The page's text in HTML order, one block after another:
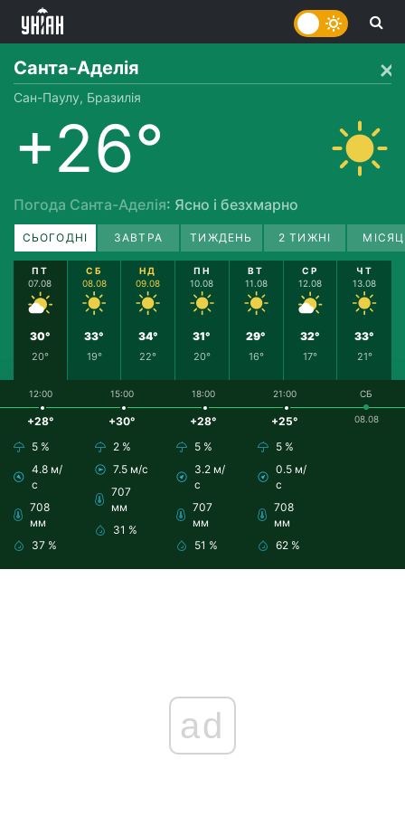
Санта-Аделія
Сан-Паулу, Бразилія
+26°
Погода Санта-Аделія: Ясно і безхмарно
СЬОГОДНІ ЗАВТРА ТИЖДЕНЬ 2 ТИЖНІ
ПТ
07.08
30°
20°
СБ
08.08
33°
19°
НД
09.08
34°
22°
ПН
10.08
31°
20°
ВТ
11.08
29°
16°
СР
12.08
32°
17°
ЧТ
13.08
33°
21°
12:00
+28°
5 %
4.8 м/
с
708
мм
37 %
15:00
+30°
2 %
7.5 м/с
707
мм
31 %
18:00
+28°
5 %
3.2 м/
с
707
мм
51 %
21:00
+25°
5 %
0.5 м/
с
708
мм
62 %
СБ
08.08
ad